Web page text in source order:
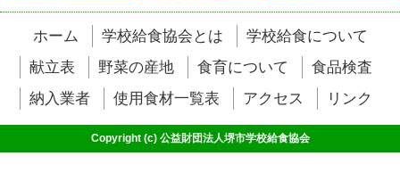
ホーム 学校給食協会とは
学校給食について
献立表
野菜の産地 食育について
食品検査
納入業者
使用食材一覧表 アクセス リンク
Copyright (c) 公益財団法人堺市学校給食協会